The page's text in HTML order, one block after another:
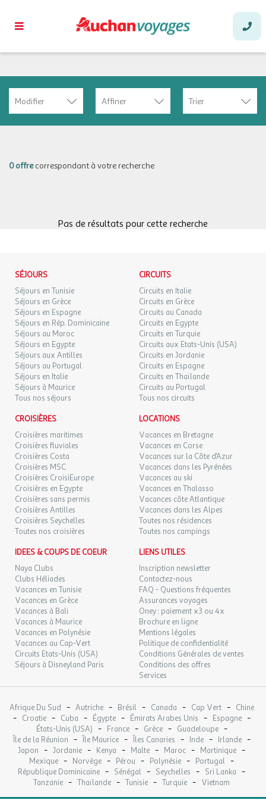
Modifier Affiner Trier
0 offrecorrespondant à votre recherche
Pas de résultats pour cette recherche
SÉJOURS
Séjours en Tunisie
Séjours en Grèce
Séjours en Espagne
Séjours en Rép. Dominicaine
Séjours au Maroc
Séjours en Egypte
Séjours aux Antilles
Séjours au Portugal
Séjours en Italie
Séjours à Maurice
Tous nos séjours
CIRCUITS
Circuits en Italie
Circuits en Grèce
Circuits au Canada
Circuits en Egypte
Circuits en Turquie
Circuits aux Etats-Unis (USA)
Circuits en Jordanie
Circuits en Espagne
Circuits en Thaïlande
Circuits au Portugal
Tous nos circuits
CROISIÈRES
Croisières maritimes
Croisières fluviales
Croisières Costa
Croisières MSC
Croisières CroisiEurope
Croisières en Egypte
Croisières sans permis
Croisières Antilles
Croisières Seychelles
Toutes nos croisières
LOCATIONS
Vacances en Bretagne
Vacances en Corse
Vacances sur la Côte d'Azur
Vacances dans les Pyrénées
Vacances au ski
Vacances en Thalasso
Vacances côte Atlantique
Vacances dans les Alpes
Toutes nos résidences
Toutes nos campings
IDEES & COUPS DE COEUR
Naya Clubs
Clubs Héliades
Vacances en Tunisie
Vacances en Grèce
Vacances à Bali
Vacances à Maurice
Vacances en Polynésie
Vacances au Cap-Vert
Circuits Etats-Unis (USA)
Séjours à Disneyland Paris
LIENS UTILES
Inscription newsletter
Contactez-nous
FAQ - Questions fréquentes
Assurances voyages
Oney : paiement x3 ou 4x
Brochure en ligne
Mentions légales
Politique de confidentialité
Conditions Générales de ventes
Conditions des offres
Services
Afrique Du Sud - Autriche - Brésil - Canada - Cap Vert - Chine
- Croatie - Cuba - Égypte - Émirats Arabes Unis - Espagne -
États-Unis (USA) - France - Grèce - Guadeloupe -
Île de la Réunion - Île Maurice - Îles Canaries - Inde - Irlande -
Japon - Jordanie - Kenya - Malte - Maroc - Martinique -
Mexique - Norvège - Pérou - Polynésie - Portugal -
République Dominicaine - Sénégal - Seychelles - Sri Lanka -
Tanzanie - Thaïlande - Tunisie - Turquie - Vietnam